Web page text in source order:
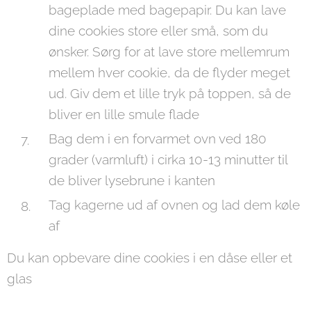
bageplade med bagepapir. Du kan lave
dine cookies store eller små, som du
ønsker. Sørg for at lave store mellemrum
mellem hver cookie, da de flyder meget
ud. Giv dem et lille tryk på toppen, så de
bliver en lille smule flade
Bag dem i en forvarmet ovn ved 180
grader (varmluft) i cirka 10-13 minutter til
de bliver lysebrune i kanten
Tag kagerne ud af ovnen og lad dem køle
af
Du kan opbevare dine cookies i en dåse eller et
glas